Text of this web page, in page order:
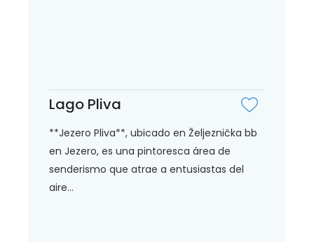
Lago Pliva
**Jezero Pliva**, ubicado en Željeznička bb
en Jezero, es una pintoresca área de
senderismo que atrae a entusiastas del
aire...